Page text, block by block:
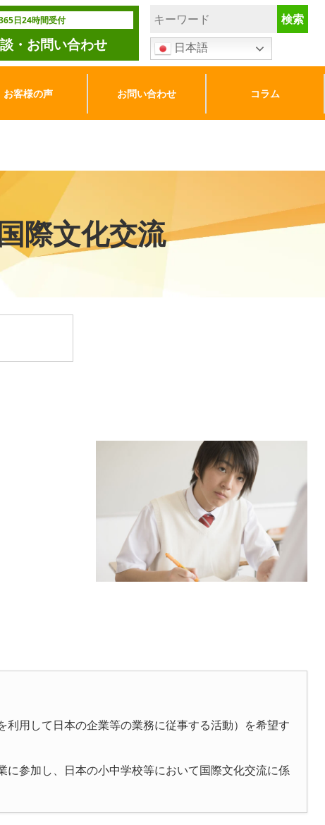
日24時間受付
・お問い合わせ 日本語
お客様の声 お問い合わせ コラム
際文化交流
用して日本の企業等の業務に従事する活動）を希望す
参加し、日本の小中学校等において国際文化交流に係